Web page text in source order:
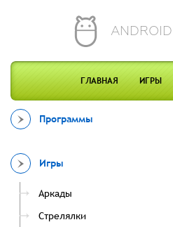
ANDROID
ГЛАВНАЯ ИГРЫ
Программы
Игры
Аркады
Стрелялки